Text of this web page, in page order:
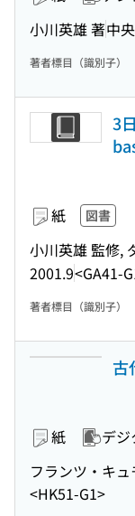
小川英雄 著中
著者標目（識別子）
3
紙 図書
小川英雄 監修,
2001.9<GA41-
著者標目（識別子）
古
紙 デジ
フランツ・キ
<HK51-G1>